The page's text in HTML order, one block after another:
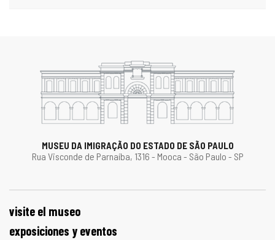
MUSEU DA IMIGRAÇÃO DO ESTADO DE SÃO PAULO
Rua Visconde de Parnaíba, 1316 - Mooca - São Paulo - SP
visite el museo
exposiciones y eventos